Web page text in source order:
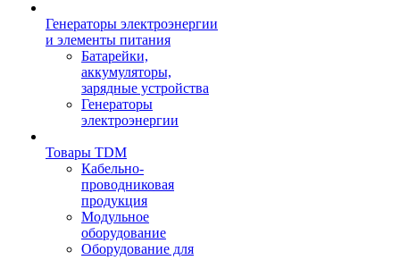
Генераторы электроэнергии
и элементы питания
Батарейки,
аккумуляторы,
зарядные устройства
Генераторы
электроэнергии
Товары TDM
Кабельно-
проводниковая
продукция
Модульное
оборудование
Оборудование для